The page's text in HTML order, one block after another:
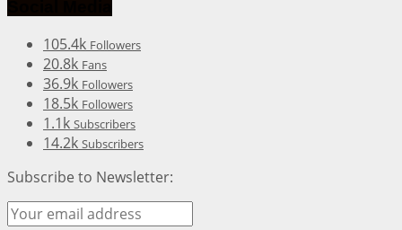
105.4k Followers
20.8k Fans
36.9k Followers
18.5k Followers
1.1k Subscribers
14.2k Subscribers
Subscribe to Newsletter: